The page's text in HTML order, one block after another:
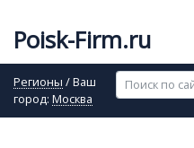
Poisk-Firm.ru
Регионы / Ваш
город: Москва